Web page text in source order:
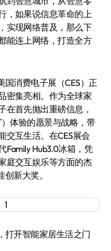
，如果说信息革命的上
实现网络普及，那么下
能连上网络，打造全方
消费电子展（CES）正
密集亮相。作为全球家
在首先抛出重磅信息，
体验的愿景与战略，带
交互生活。在CES展会
Family Hub3.0冰箱，凭
庭交互娱乐等方面的杰
新大奖。
开智能家居生活之门